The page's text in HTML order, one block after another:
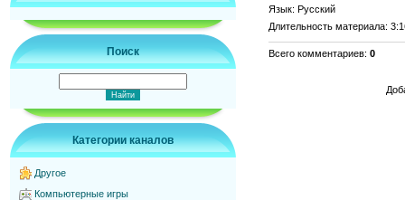
Поиск
Категории каналов
Другое
Компьютерные игры
Язык: Русский
Длительность материала:
Всего комментариев: 0